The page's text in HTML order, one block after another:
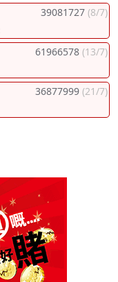
39081727 (8/7)
61966578 (13/7)
36877999 (21/7)